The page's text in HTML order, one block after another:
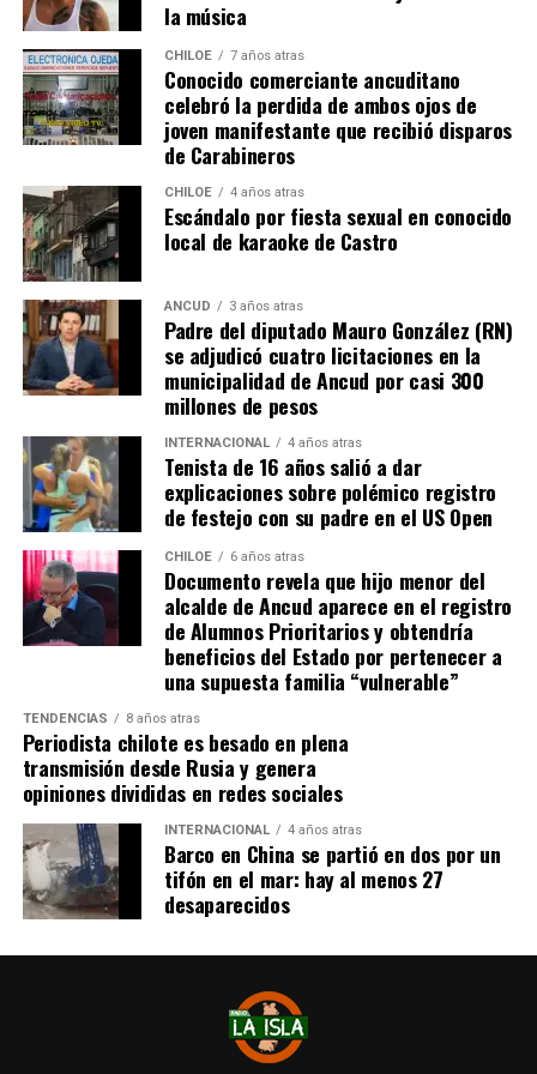
trabajo al portero Franco Armani
figura fue el guardametas visitante,
quien tuvo tres intervenciones notables.
River buscaba de todas las maneras abrir el marcador,
pero algo siempre se lo impedía. A los 12′ del segundo
tiempo, Nicolás De la Cruz sacó un remate tremendo de
media distancia que llevaba destino de gol, pero que
‘Chiquito’ con un manotazo salvador, mandó al córner.
Luego,Pablo Solari, exjugador de Colo Colo, definió
cruzado y la pelota pegó en el segundo palo. Era un
anticipo de lo ocurriría en los minutos finales.
A los 90+2 minutos, el juez Darío Herrera cobró penal a
favor del elenco ‘millonario’, por una falta contra el
‘Pibe’ Solari quien se anticipó a su marcador.El
colombiano Miguel Borja transformó la pena
máxima en gol
Tras el tanto del delantero ‘cafetalero’, los jugadores
visitantes arremetieron contra sus rivales
argumentando que un jugador de River(Agustín
les gritó el festejo en la cara.
Tras los incidentes,Palavecino fue expulsado en
River. En Boca, en tanto, vieron la roja
Merentiel, Ezequiel Fernández y Nicolás Valentini
Fuente:Bio Bio
la música
CHILOE 7 años atras
Conocido comerciante ancuditano
celebró la perdida de ambos ojos de
joven manifestante que recibió disparos
de Carabineros
CHILOE 4 años atras
Escándalo por fiesta sexual en conocido
local de karaoke de Castro
ANCUD 3 años atras
Padre del diputado Mauro González (RN)
se adjudicó cuatro licitaciones en la
municipalidad de Ancud por casi 300
millones de pesos
INTERNACIONAL 4 años atras
Tenista de 16 años salió a dar
explicaciones sobre polémico registro
de festejo con su padre en el US Open
CHILOE 6 años atras
Documento revela que hijo menor del
alcalde de Ancud aparece en el registro
de Alumnos Prioritarios y obtendría
beneficios del Estado por pertenecer a
una supuesta familia “vulnerable”
TENDENCIAS 8 años atras
Periodista chilote es besado en plena
transmisión desde Rusia y genera
opiniones divididas en redes sociales
INTERNACIONAL 4 años atras
Barco en China se partió en dos por un
tifón en el mar: hay al menos 27
desaparecidos